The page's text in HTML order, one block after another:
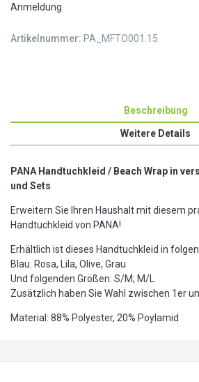
Anmeldung
Artikelnummer: PA_MFTO001.15
Beschreibung
Weitere Details
PANA Handtuchkleid / Beach Wrap in
und Sets
Erweitern Sie Ihren Haushalt mit diesem
Handtuchkleid von PANA!
Erhältlich ist dieses Handtuchkleid in
Blau. Rosa, Lila, Olive, Grau
Und folgenden Größen: S/M; M/L
Zusätzlich haben Sie Wahl zwischen 1er
Material: 88% Polyester, 20% Poylamid